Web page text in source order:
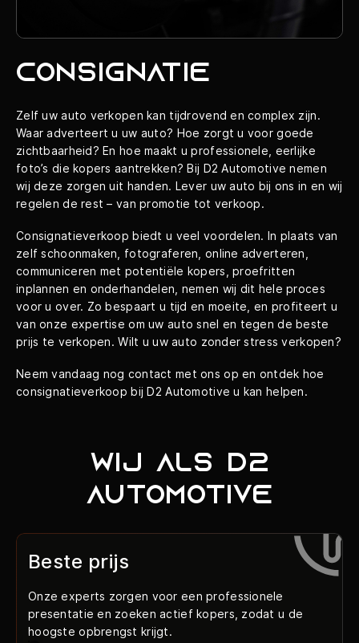
Contact
+31 (0) 13 23 40 911
info@d2automotive.nl
Adres
5015 BM
Tilburg
Openingstijden
Ma - vr:
9:00 - 18:00
Za:
10:00 - 16:00
Consignatie
Zelf uw auto verkopen kan tijdrovend en complex zijn.
Waar adverteert u uw auto? Hoe zorgt u voor goede
zichtbaarheid? En hoe maakt u professionele, eerlijke
foto’s die kopers aantrekken? Bij D2 Automotive nemen
wij deze zorgen uit handen. Lever uw auto bij ons in en wij
regelen de rest – van promotie tot verkoop.
Consignatieverkoop biedt u veel voordelen. In plaats van
zelf schoonmaken, fotograferen, online adverteren,
communiceren met potentiële kopers, proefritten
inplannen en onderhandelen, nemen wij dit hele proces
voor u over. Zo bespaart u tijd en moeite, en profiteert u
van onze expertise om uw auto snel en tegen de beste
prijs te verkopen. Wilt u uw auto zonder stress verkopen?
Neem vandaag nog contact met ons op en ontdek hoe
consignatieverkoop bij D2 Automotive u kan helpen.
Wij als D2
Automotive
Beste prijs
Onze experts zorgen voor een professionele
presentatie en zoeken actief kopers, zodat u de
hoogste opbrengst krijgt.